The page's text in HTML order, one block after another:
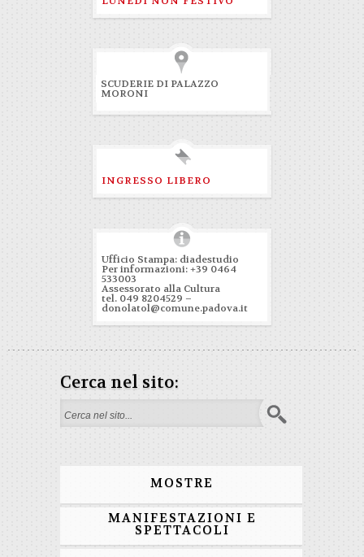
SCUDERIE DI PALAZZO
MORONI
INGRESSO LIBERO
Ufficio Stampa: diadestudio
Per informazioni: +39 0464
533003
Assessorato alla Cultura
tel. 049 8204529 –
donolatol@comune.padova.it
Cerca nel sito:
Form di ricerca
MOSTRE
MANIFESTAZIONI E
SPETTACOLI